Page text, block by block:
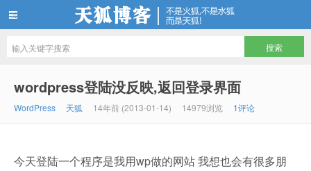
wordpress登陆没反映,返回登录界面
WordPress 天狐 14年前 (2013-01-14) 14979浏览 1评论
今天登陆一个程序是我用wp做的网站 我想也会有很多朋